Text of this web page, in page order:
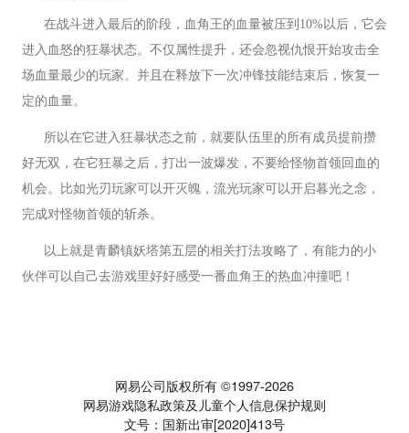
在战斗进入最后的阶段，血角王的血量被压到10%以后，它会
进入血怒的狂暴状态。不仅属性提升，还会忽视仇恨开始攻击全
场血量最少的玩家。并且在释放下一次冲锋技能结束后，恢复一
定的血量。
所以在它进入狂暴状态之前，就要队伍里的所有成员提前攒
好无双，在它狂暴之后，打出一波爆发，不要给怪物首领回血的
机会。比如光刃玩家可以开灭魄，流光玩家可以开启暮光之念，
完成对怪物首领的斩杀。
以上就是青麟镇妖塔第五层的相关打法攻略了，有能力的小
伙伴可以自己去游戏里好好感受一番血角王的热血冲撞吧！
网易公司版权所有 ©1997-2026
网易游戏隐私政策及儿童个人信息保护规则
文号：国新出审[2020]413号